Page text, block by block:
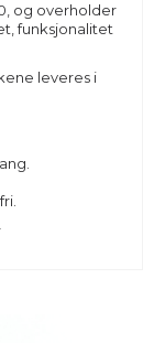
og overholder
funksjonalitet
leveres i